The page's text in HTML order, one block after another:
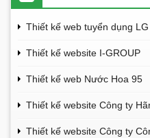
Thiết kế web tuyển dụng
Thiết kế website I-GROUP
Thiết kế web Nước Hoa 95
Thiết kế website Công ty
Thiết kế website Công ty